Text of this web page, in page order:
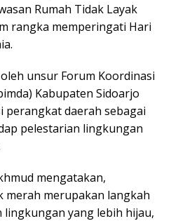
Rumah Tidak Layak
rangka memperingati Hari
unsur Forum Koordinasi
Kabupaten Sidoarjo
perangkat daerah sebagai
pelestarian lingkungan
mengatakan,
merah merupakan langkah
yang lebih hijau,